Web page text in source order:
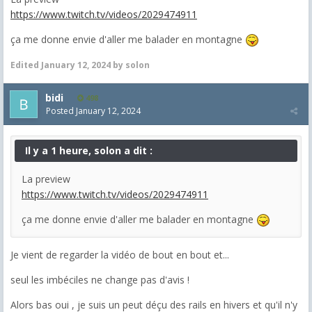
https://www.twitch.tv/videos/2029474911
ça me donne envie d'aller me balader en montagne
Edited January 12, 2024 by solon
bidi 498
Posted January 12, 2024
Il y a 1 heure, solon a dit :
La preview
https://www.twitch.tv/videos/2029474911
ça me donne envie d'aller me balader en montagne
Je vient de regarder la vidéo de bout en bout et...
seul les imbéciles ne change pas d'avis !
Alors bas oui , je suis un peut déçu des rails en hivers et qu'il n'y